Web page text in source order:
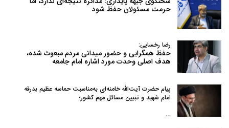
حرمت مسئولان حفظ شود
رضا رخسایی:
حفظ همگرایی و حضور میدانی مردم مبعوث شده،
هدف اصلی وحدت مورد اشاره امام جامعه
پیام حضرت آیت‌الله خامنه‌ای به‌مناسبت حماسه عظیم بدرقه
امام شهید و تبیین مسائل مهم کشور؛
…